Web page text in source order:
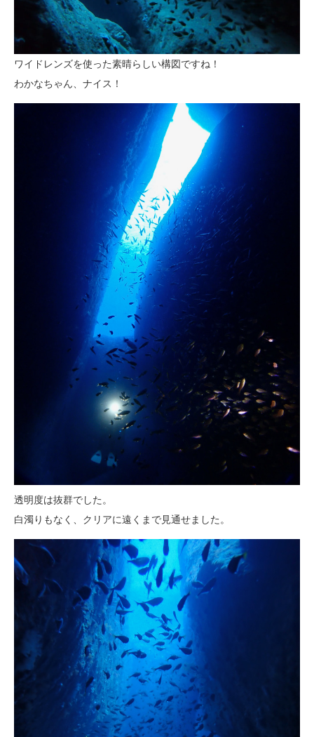
ワイドレンズを使った素晴らしい構図ですね！
わかなちゃん、ナイス！
透明度は抜群でした。
白濁りもなく、クリアに遠くまで見通せました。